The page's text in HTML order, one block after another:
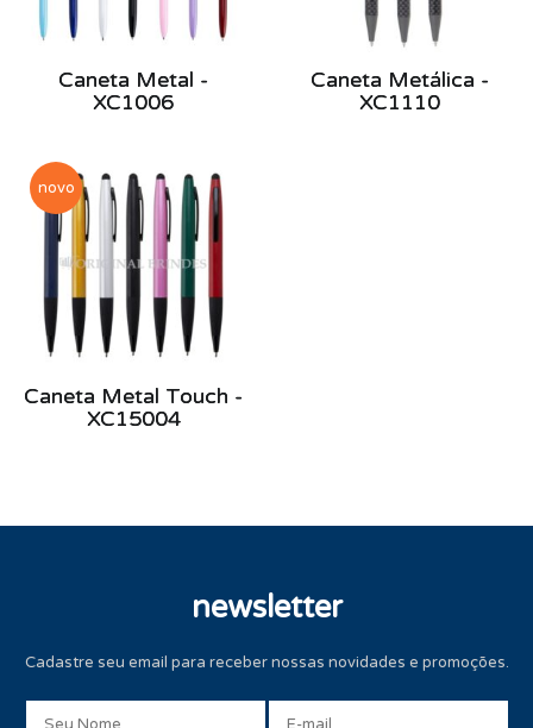
Caneta Metal -
XC1006
Caneta Metálica -
XC1110
novo
Caneta Metal Touch -
XC15004
newsletter
Cadastre seu email para receber nossas novidades e promoções.